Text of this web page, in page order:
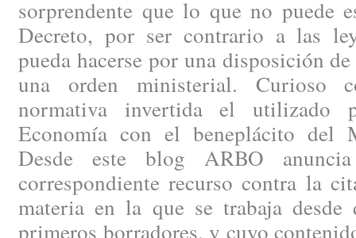
sorprendente que lo que no puede
Decreto, por ser contrario a las
pueda hacerse por una disposición
una orden ministerial. Curioso
normativa invertida el
Economía con el beneplácito del
Desde este blog ARBO
correspondiente recurso contra la
materia en la que se trabaja
primeros borradores, y cuyo